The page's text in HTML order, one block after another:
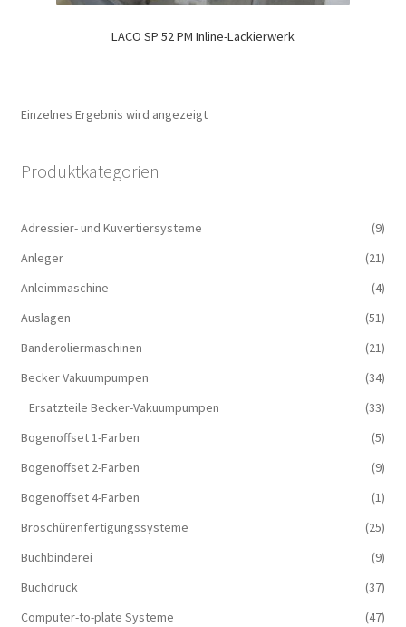
LACO SP 52 PM Inline-Lackierwerk
Einzelnes Ergebnis wird angezeigt
Produktkategorien
Adressier- und Kuvertiersysteme
(9)
Anleger
(21)
Anleimmaschine
(4)
Auslagen
(51)
Banderoliermaschinen
(21)
Becker Vakuumpumpen
(34)
Ersatzteile Becker-Vakuumpumpen
(33)
Bogenoffset 1-Farben
(5)
Bogenoffset 2-Farben
(9)
Bogenoffset 4-Farben
(1)
Broschürenfertigungssysteme
(25)
Buchbinderei
(9)
Buchdruck
(37)
Computer-to-plate Systeme
(47)